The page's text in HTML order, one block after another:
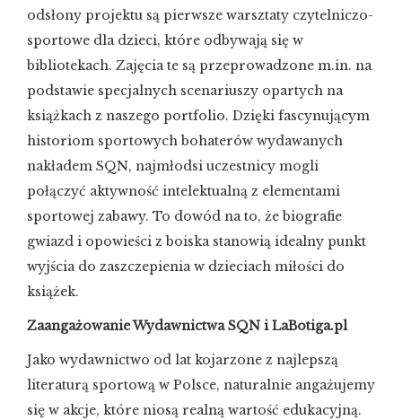
odsłony projektu są pierwsze warsztaty czytelniczo-
sportowe dla dzieci, które odbywają się w
bibliotekach. Zajęcia te są przeprowadzone m.in. na
podstawie specjalnych scenariuszy opartych na
książkach z naszego portfolio. Dzięki fascynującym
historiom sportowych bohaterów wydawanych
nakładem SQN, najmłodsi uczestnicy mogli
połączyć aktywność intelektualną z elementami
sportowej zabawy. To dowód na to, że biografie
gwiazd i opowieści z boiska stanowią idealny punkt
wyjścia do zaszczepienia w dzieciach miłości do
książek.
Zaangażowanie Wydawnictwa SQN i LaBotiga.pl
Jako wydawnictwo od lat kojarzone z najlepszą
literaturą sportową w Polsce, naturalnie angażujemy
się w akcje, które niosą realną wartość edukacyjną.